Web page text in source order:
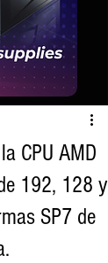
CPU AMD
192, 128 y
SP7 de